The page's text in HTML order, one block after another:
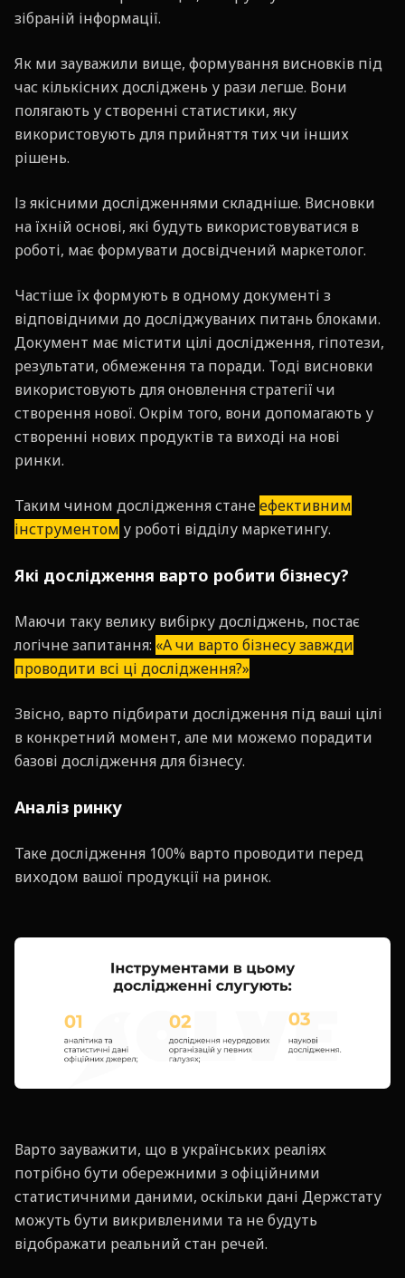
зібраній інформації.
Як ми зауважили вище, формування висновків під
час кількісних досліджень у рази легше. Вони
полягають у створенні статистики, яку
використовують для прийняття тих чи інших
рішень.
Із якісними дослідженнями складніше. Висновки
на їхній основі, які будуть використовуватися в
роботі, має формувати досвідчений маркетолог.
Частіше їх формують в одному документі з
відповідними до досліджуваних питань блоками.
Документ має містити цілі дослідження, гіпотези,
результати, обмеження та поради. Тоді висновки
використовують для оновлення стратегії чи
створення нової. Окрім того, вони допомагають у
створенні нових продуктів та виході на нові
ринки.
Таким чином дослідження станеефективним
інструментом у роботі відділу маркетингу.
Які дослідження варто робити бізнесу?
Маючи таку велику вибірку досліджень, постає
логічне запитання: «А чи варто бізнесу завжди
проводити всі ці дослідження?»
Звісно, варто підбирати дослідження під ваші цілі
в конкретний момент, але ми можемо порадити
базові дослідження для бізнесу.
Аналіз ринку
Таке дослідження 100% варто проводити перед
виходом вашої продукції на ринок.
Варто зауважити, що в українських реаліях
потрібно бути обережними з офіційними
статистичними даними, оскільки дані Держстату
можуть бути викривленими та не будуть
відображати реальний стан речей.